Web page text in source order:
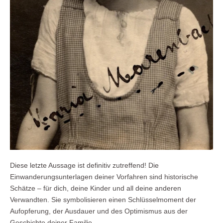
Diese letzte Aussage ist definitiv zutreffend! Die
Einwanderungsunterlagen deiner Vorfahren sind historische
Schätze – für dich, deine Kinder und all deine anderen
Verwandten. Sie symbolisieren einen Schlüsselmoment der
Aufopferung, der Ausdauer und des Optimismus aus der